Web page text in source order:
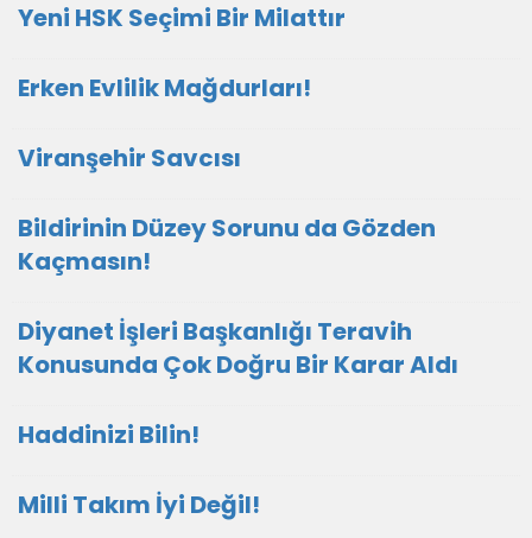
Yeni HSK Seçimi Bir Milattır
Erken Evlilik Mağdurları!
Viranşehir Savcısı
Bildirinin Düzey Sorunu da Gözden
Kaçmasın!
Diyanet İşleri Başkanlığı Teravih
Konusunda Çok Doğru Bir Karar Aldı
Haddinizi Bilin!
Milli Takım İyi Değil!